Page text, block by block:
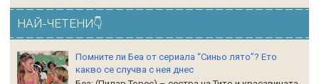
НАЙ-ЧЕТЕНИ👇
Помните ли Беа от сериала “Синьо лято”? Ето
какво се случва с нея днес